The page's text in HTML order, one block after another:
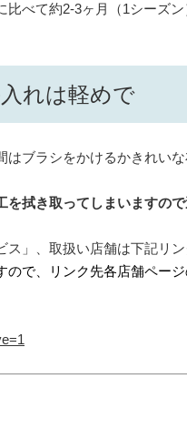
比べて約2-3ヶ月（1シーズ
れは軽めで
ブラシをかけるかきれいな
拭き取ってしまいますので
」、取扱い店舗は下記リン
で、リンク先各店舗ペー